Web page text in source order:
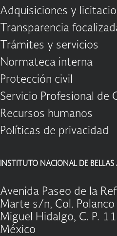
Adquisiciones y
Transparencia
Trámites y servicios
Normateca interna
Protección civil
Servicio Profesional de
Recursos humanos
Políticas de privacidad
INSTITUTO NACIONAL DE BELLAS
Avenida Paseo de la
Marte s/n, Col.
Miguel Hidalgo, C. P.
México